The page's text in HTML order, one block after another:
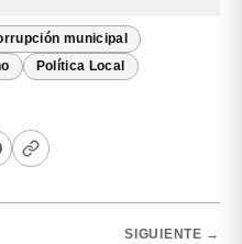
municipal
Política Local
SIGUIENTE →